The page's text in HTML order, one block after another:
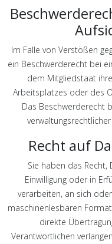
Im Falle von Verstößen
ein Beschwerderecht bei
dem Mitgliedstaat
Arbeitsplatzes oder des
Das Beschwerderecht
Recht auf
Sie haben das Recht,
Einwilligung oder in
verarbeiten, an sich
maschinenlesbaren
direkte
Verantwortlichen